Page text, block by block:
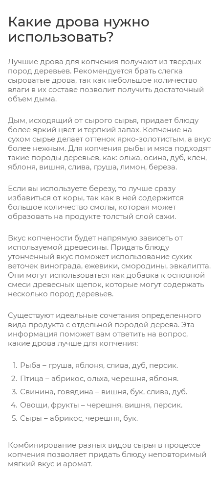
Какие дрова нужно
использовать?
Лучшие дрова для копчения получают из твердых
пород деревьев. Рекомендуется брать слегка
сыроватые дрова, так как небольшое количество
влаги в их составе позволит получить достаточный
объем дыма.
Дым, исходящий от сырого сырья, придает блюду
более яркий цвет и терпкий запах. Копчение на
сухом сырье делает оттенок ярко-золотистым, а вкус
более нежным. Для копчения рыбы и мяса подходят
такие породы деревьев, как: ольха, осина, дуб, клен,
яблоня, вишня, слива, груша, лимон, береза.
Если вы используете березу, то лучше сразу
избавиться от коры, так как в ней содержится
большое количество смолы, которая может
образовать на продукте толстый слой сажи.
Вкус копчености будет напрямую зависеть от
используемой древесины. Придать блюду
утонченный вкус поможет использование сухих
веточек винограда, ежевики, смородины, эвкалипта.
Они могут использоваться как добавка к основной
смеси древесных щепок, которые могут содержать
несколько пород деревьев.
Существуют идеальные сочетания определенного
вида продукта с отдельной породой дерева. Эта
информация поможет вам ответить на вопрос,
какие дрова лучше для копчения:
Рыба – груша, яблоня, слива, дуб, персик.
Птица – абрикос, ольха, черешня, яблоня.
Свинина, говядина – вишня, бук, слива, дуб.
Овощи, фрукты – черешня, вишня, персик.
Сыры – абрикос, черешня, бук.
Комбинирование разных видов сырья в процессе
копчения позволяет придать блюду неповторимый
мягкий вкус и аромат.